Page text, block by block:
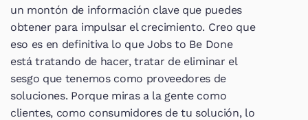
un montón de información clave que puedes
obtener para impulsar el crecimiento. Creo que
eso es en definitiva lo que Jobs to Be Done
está tratando de hacer, tratar de eliminar el
sesgo que tenemos como proveedores de
soluciones. Porque miras a la gente como
clientes, como consumidores de tu solución, lo